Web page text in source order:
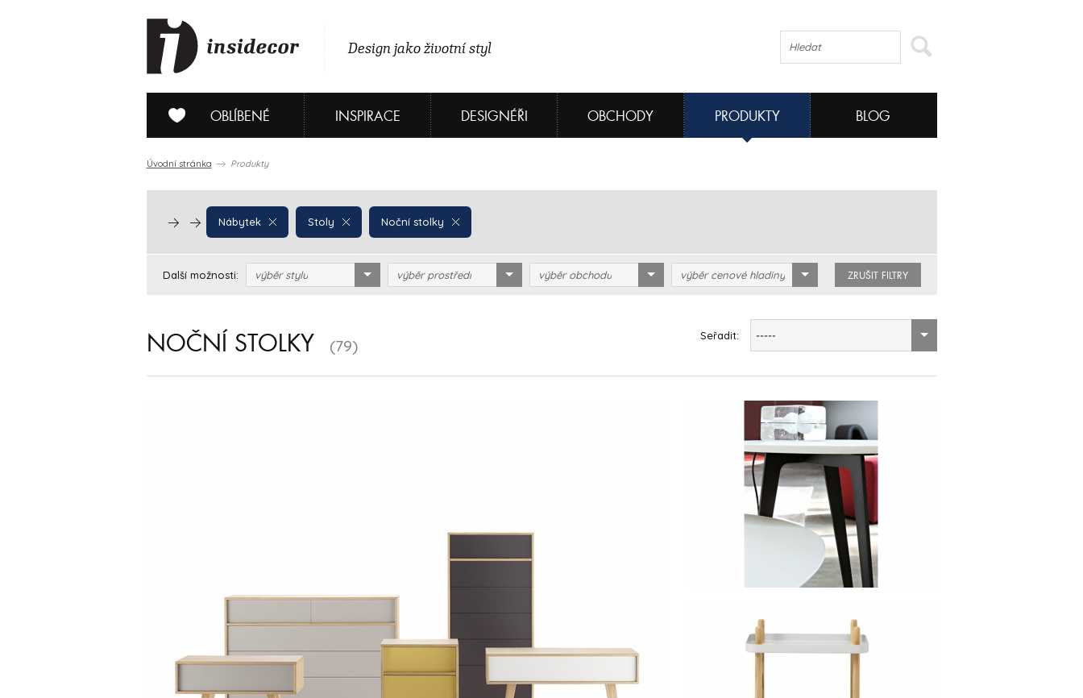
Design jako životní styl
OBLÍBENÉ INSPIRACE DESIGNÉŘI OBCHODY PRODUKTY BLOG
Úvodní stránka Produkty
Nábytek Stoly Noční stolky
Další možnosti: výběr stylu výběr prostředí výběr obchodu výběr cenové hladiny ZRUŠIT FILTRY
NOČNÍ STOLKY (79) Seřadit: -----